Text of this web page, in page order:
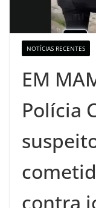
NOTÍCIAS RECENTES
EM
Polícia
contra